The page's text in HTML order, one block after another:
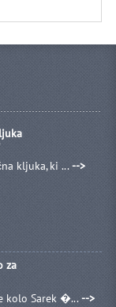
kljuka, ki ...-->
za
kolo Sarek �...-->